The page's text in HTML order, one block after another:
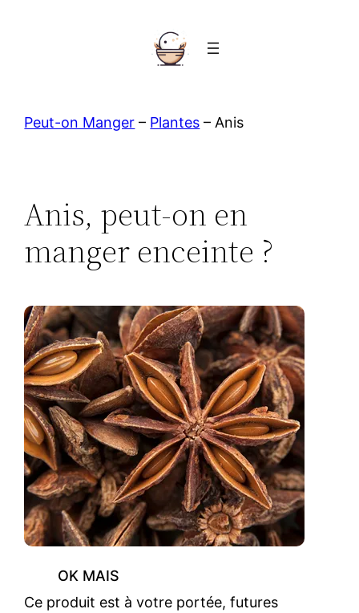
Peut-on Manger – Plantes – Anis
Anis, peut-on en
manger enceinte ?
OK MAIS
Ce produit est à votre portée, futures